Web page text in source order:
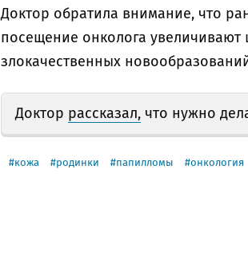
Доктор обратила внимание, что
посещение онколога
злокачественных
Доктор рассказал, что нужно
кожа родинки папилломы онкология